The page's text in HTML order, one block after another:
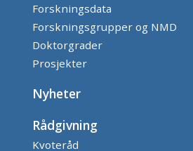
Forskningsdata
Forskningsgrupper og NMD
Doktorgrader
Prosjekter
Nyheter
Rådgivning
Kvoteråd